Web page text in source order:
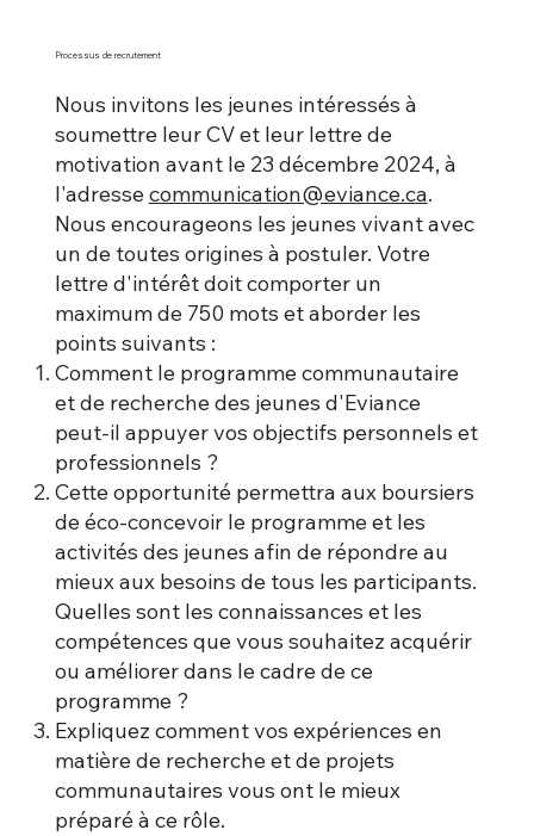
Processus de recrutement
Nous invitons les jeunes intéressés à
soumettre leur CV et leur lettre de
motivation avant le 23 décembre 2024, à
l'adressecommunication@eviance.ca.
Nous encourageons les jeunes vivant avec
un de toutes origines à postuler. Votre
lettre d'intérêt doit comporter un
maximum de 750 mots et aborder les
points suivants :
Comment le programme communautaire
et de recherche des jeunes d'Eviance
peut-il appuyer vos objectifs personnels et
professionnels ?
Cette opportunité permettra aux boursiers
de éco-concevoir le programme et les
activités des jeunes afin de répondre au
mieux aux besoins de tous les participants.
Quelles sont les connaissances et les
compétences que vous souhaitez acquérir
ou améliorer dans le cadre de ce
programme ?
Expliquez comment vos expériences en
matière de recherche et de projets
communautaires vous ont le mieux
préparé à ce rôle.